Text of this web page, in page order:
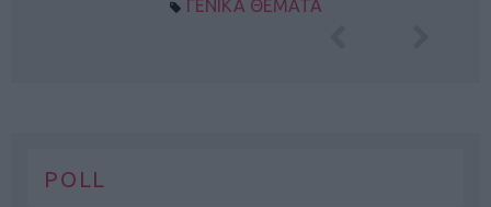
ΓΕΝΙΚΑ ΘΕΜΑΤΑ
POLL